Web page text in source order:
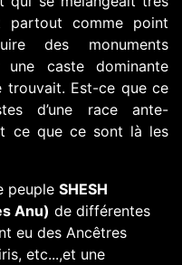
partout comme point
des monuments
caste dominante
trouvait. Est-ce que ce
d’une race ante-
ce que ce sont là les
peuple SHESH
Anu) de différentes
eu des Ancêtres
etc...,et une